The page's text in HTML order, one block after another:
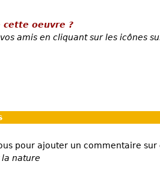
cette oeuvre ?
amis en cliquant sur les icônes
pour ajouter un commentaire sur
nature